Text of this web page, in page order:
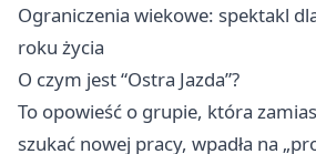
Ograniczenia wiekowe: spektakl
roku życia
O czym jest “Ostra Jazda”?
To opowieść o grupie, która
szukać nowej pracy, wpadła na